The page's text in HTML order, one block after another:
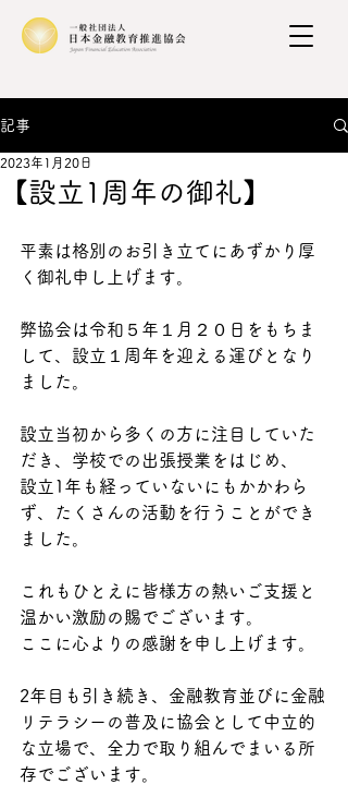
記事
【設立1周年の御礼】
2023年1月20日
平素は格別のお引き立てにあずかり厚
く御礼申し上げます。
弊協会は令和５年１月２０日をもちま
して、設立１周年を迎える運びとなり
ました。
設立当初から多くの方に注目していた
だき、学校での出張授業をはじめ、
設立1年も経っていないにもかかわら
ず、たくさんの活動を行うことができ
ました。
これもひとえに皆様方の熱いご支援と
温かい激励の賜でございます。
ここに心よりの感謝を申し上げます。
2年目も引き続き、金融教育並びに金融
リテラシーの普及に協会として中立的
な立場で、全力で取り組んでまいる所
存でございます。